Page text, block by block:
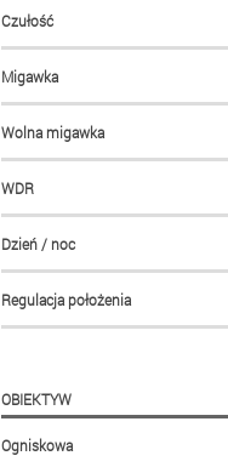
Czułość
Migawka
Wolna migawka
WDR
Dzień / noc
Regulacja położenia
OBIEKTYW
Ogniskowa